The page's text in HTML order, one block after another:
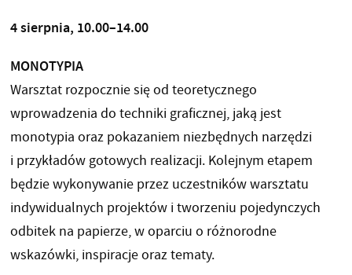
4 sierpnia, 10.00–14.00
MONOTYPIA
Warsztat rozpocznie się od teoretycznego
wprowadzenia do techniki graficznej, jaką jest
monotypia oraz pokazaniem niezbędnych narzędzi
i przykładów gotowych realizacji. Kolejnym etapem
będzie wykonywanie przez uczestników warsztatu
indywidualnych projektów i tworzeniu pojedynczych
odbitek na papierze, w oparciu o różnorodne
wskazówki, inspiracje oraz tematy.